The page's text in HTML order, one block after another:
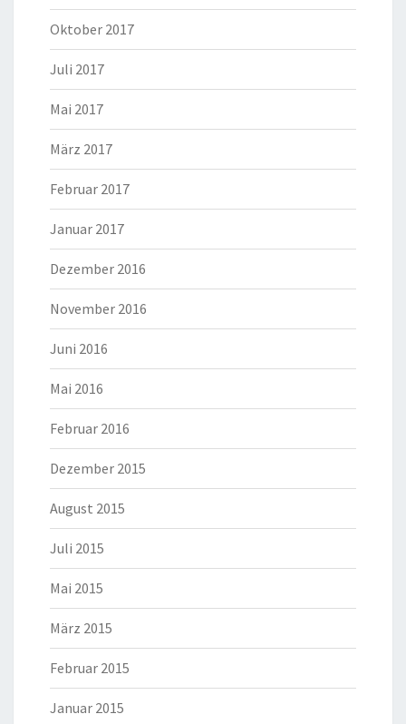
Oktober 2017
Juli 2017
Mai 2017
März 2017
Februar 2017
Januar 2017
Dezember 2016
November 2016
Juni 2016
Mai 2016
Februar 2016
Dezember 2015
August 2015
Juli 2015
Mai 2015
März 2015
Februar 2015
Januar 2015